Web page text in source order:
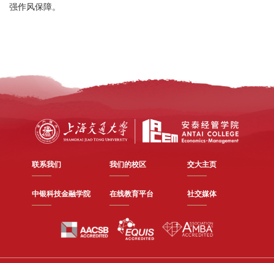
强作风保障。
联系我们 我们的校区 交大主页
中银科技金融学院 在线教育平台 社交媒体